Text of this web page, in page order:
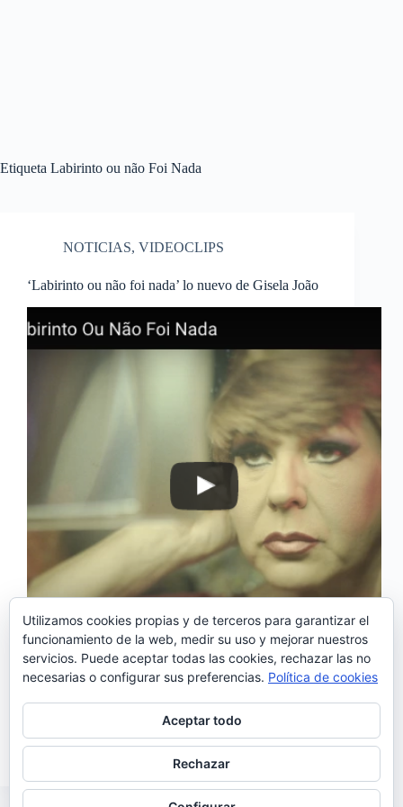
Etiqueta Labirinto ou não Foi Nada
NOTICIAS, VIDEOCLIPS
‘Labirinto ou não foi nada’ lo nuevo de Gisela João
‘Labirinto ou não foi nada’ es el primer sencillo que
la fadista Gisela João, ha dado ha conocer de su
nuevo álbum «Nua» que ha salido hoy a la venta.
Tres años después de su brillante álbum de estreno
«Gisela…
Noemí Sánchez
11/11/2016
Utilizamos cookies propias y de terceros para garantizar el
funcionamiento de la web, medir su uso y mejorar nuestros
servicios. Puede aceptar todas las cookies, rechazar las no
necesarias o configurar sus preferencias. Política de cookies
Aceptar todo
Rechazar